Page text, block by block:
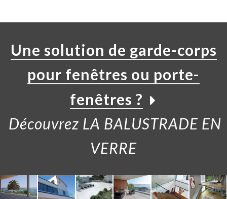
Une solution de garde-corps
pour fenêtres ou porte-
fenêtres ?
Découvrez LA BALUSTRADE EN
VERRE